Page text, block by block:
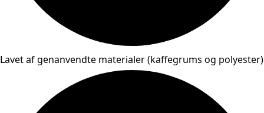
Lavet af genanvendte materialer (kaffegrums og polyester)